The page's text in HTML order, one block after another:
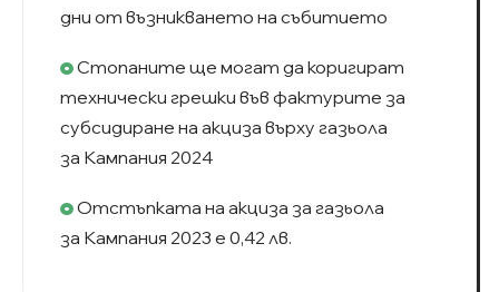
дни от възникването на събитието
Стопаните ще могат да коригират
технически грешки във фактурите за
субсидиране на акциза върху газьола
за Кампания 2024
Отстъпката на акциза за газьола
за Кампания 2023 е 0,42 лв.